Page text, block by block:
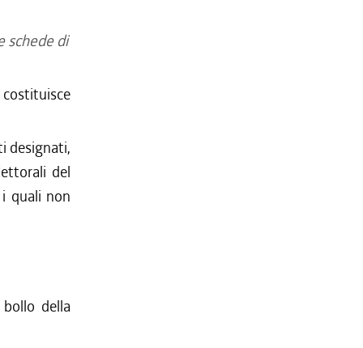
schede di
designati,
del
quali non
della